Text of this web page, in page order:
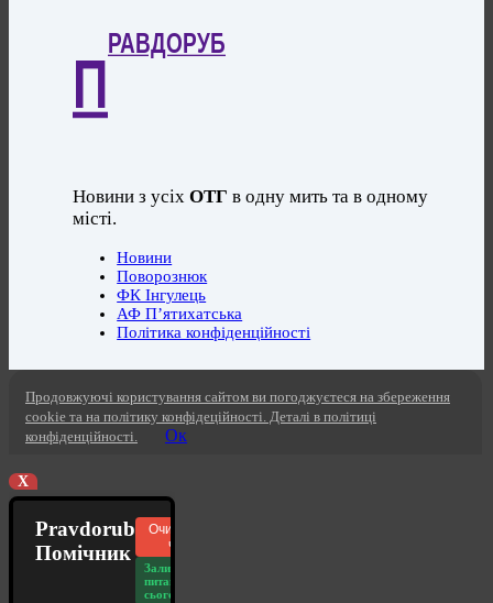
П
РАВДОРУБ
Новини з усіхОТГ в одну мить та в одному
місті.
Новини
Поворознюк
ФК Інгулець
АФ П’ятихатська
Політика конфіденційності
Продовжуючі користування сайтом ви погоджуєтеся на збереження
cookie та на політику конфідеційності. Деталі в політиці
конфіденційності.
Ок
X
Pravdorub
Помічник
Очистити
чат
Залишилось
питань
сьогодні: 20